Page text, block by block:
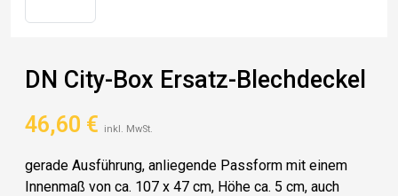
DN City-Box Ersatz-Blechdeckel
46,60 € inkl. MwSt.
gerade Ausführung, anliegende Passform mit einem
Innenmaß von ca. 107 x 47 cm, Höhe ca. 5 cm, auch